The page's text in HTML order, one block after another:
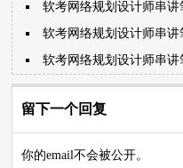
软考网络规划设计师串
软考网络规划设计师串
软考网络规划设计师串
留下一个回复
你的email不会被公开。